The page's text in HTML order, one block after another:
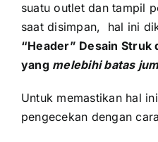
suatu outlet dan tampil
saat disimpan, hal ini
“Header” Desain Struk
yang melebihi batas
Untuk memastikan hal
pengecekan dengan